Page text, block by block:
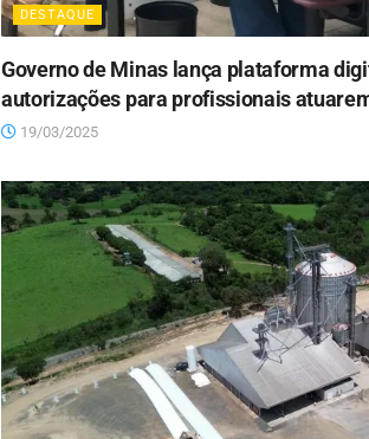
DESTAQUE
Governo de Minas lança plataforma
autorizações para profissionais
19/03/2025